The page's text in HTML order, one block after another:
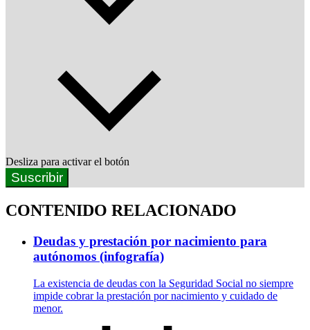
Desliza para activar el botón
Suscribir
CONTENIDO RELACIONADO
Deudas y prestación por nacimiento para
autónomos (infografía)
La existencia de deudas con la Seguridad Social no siempre
impide cobrar la prestación por nacimiento y cuidado de
menor.